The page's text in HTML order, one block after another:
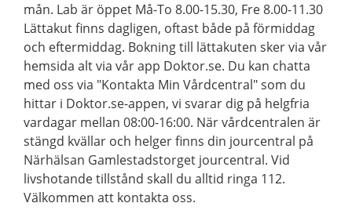
mån. Lab är öppet Må-To 8.00-15.30, Fre 8.00-11.30
Lättakut finns dagligen, oftast både på förmiddag
och eftermiddag. Bokning till lättakuten sker via vår
hemsida alt via vår app Doktor.se. Du kan chatta
med oss via "Kontakta Min Vårdcentral" som du
hittar i Doktor.se-appen, vi svarar dig på helgfria
vardagar mellan 08:00-16:00. När vårdcentralen är
stängd kvällar och helger finns din jourcentral på
Närhälsan Gamlestadstorget jourcentral. Vid
livshotande tillstånd skall du alltid ringa 112.
Välkommen att kontakta oss.